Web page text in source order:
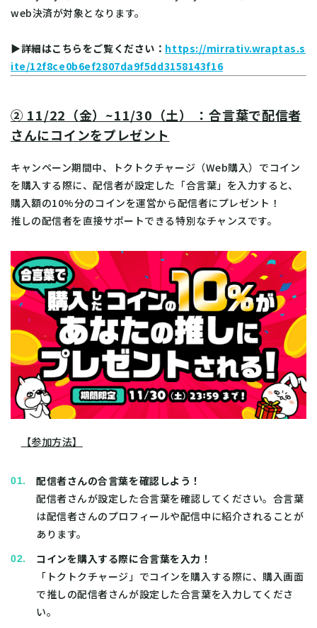
web決済が対象となります。
▶詳細はこちらをご覧ください： https://mirrativ.wraptas.s
ite/12f8ce0b6ef2807da9f5dd3158143f16
② 11/22（金）~11/30（土） ：合言葉で配信者
さんにコインをプレゼント
キャンペーン期間中、トクトクチャージ（Web購入）でコイン
を購入する際に、配信者が設定した「合言葉」を入力すると、
購入額の10%分のコインを運営から配信者にプレゼント！
推しの配信者を直接サポートできる特別なチャンスです。
【参加方法】
配信者さんの合言葉を確認しよう！
配信者さんが設定した合言葉を確認してください。合言葉
は配信者さんのプロフィールや配信中に紹介されることが
あります。
コインを購入する際に合言葉を入力！
「トクトクチャージ」でコインを購入する際に、購入画面
で推しの配信者さんが設定した合言葉を入力してくださ
い。